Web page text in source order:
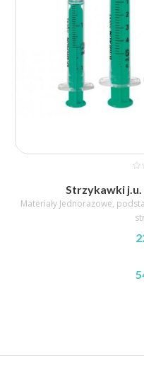
Strzykawki j.u.
Materiały Jednorazowe,